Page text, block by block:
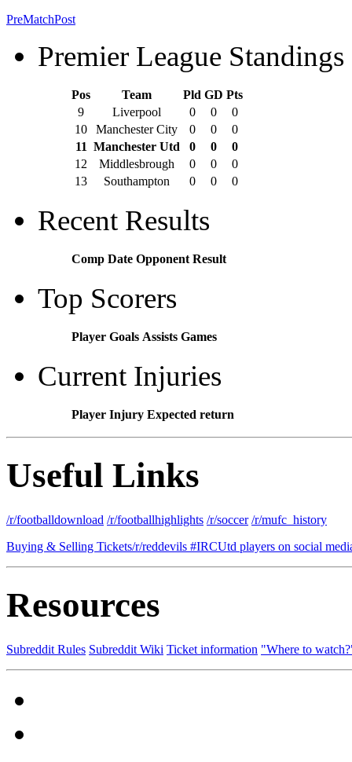
PreMatchPost
Premier League Standings
Pos Team Pld GD Pts
9
Liverpool 0 0
0
10
Manchester City 0 0
0
11 Manchester Utd 0 0
0
12
Middlesbrough 0 0
0
13
Southampton 0 0 0
Recent Results
Comp Date Opponent Result
Top Scorers
Player Goals Assists Games
Current Injuries
Player Injury Expected return
Useful Links
/r/footballdownload /r/footballhighlights /r/soccer /r/mufc_history
Buying & Selling Tickets/r/reddevils #IRCUtd players on social
Resources
Subreddit Rules Subreddit Wiki Ticket information "Where to